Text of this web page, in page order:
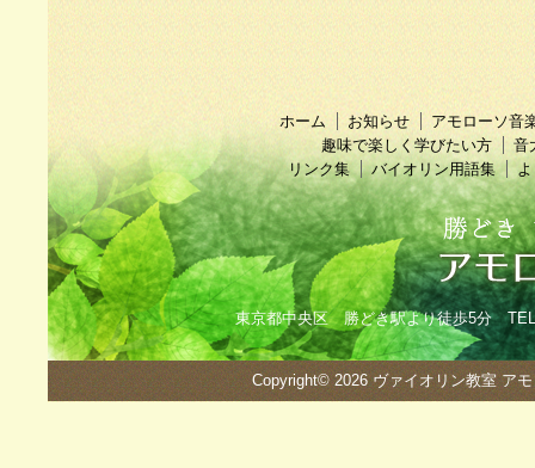
ホーム お知らせ
アモローソ音
趣味で楽しく学びたい方
音
リンク集
バイオリン用語集
東京都中央区 勝どき駅より徒歩5分
Copyright© 2026 ヴァイオリン教室 ア